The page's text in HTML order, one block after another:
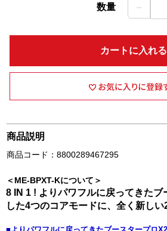
数量 －
カートに入れる
商品説明
商品コード：8800289467295
＜ME-BPXT-Kについて＞
8 IN 1 ! よりパワフルに戻ってきた
した4つのコアモードに、全く新しい